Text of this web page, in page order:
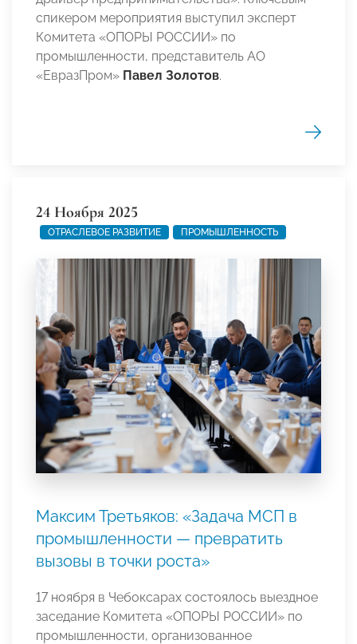
спикером мероприятия выступил эксперт
Комитета «ОПОРЫ РОССИИ» по
промышленности, представитель АО
«ЕвразПром» Павел Золотов.
24 Ноября 2025
ОТРАСЛЕВОЕ РАЗВИТИЕ ПРОМЫШЛЕННОСТЬ
Максим Третьяков: «Задача МСП в
промышленности — превратить
вызовы в точки роста»
17 ноября в Чебоксарах состоялось выездное
заседание Комитета «ОПОРЫ РОССИИ» по
промышленности, организованное